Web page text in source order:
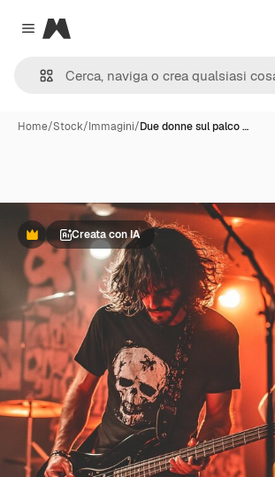
Close menu
Magnific
Home/Stock/Immagini/Due donne sul palco …
PremiumCreata con IA